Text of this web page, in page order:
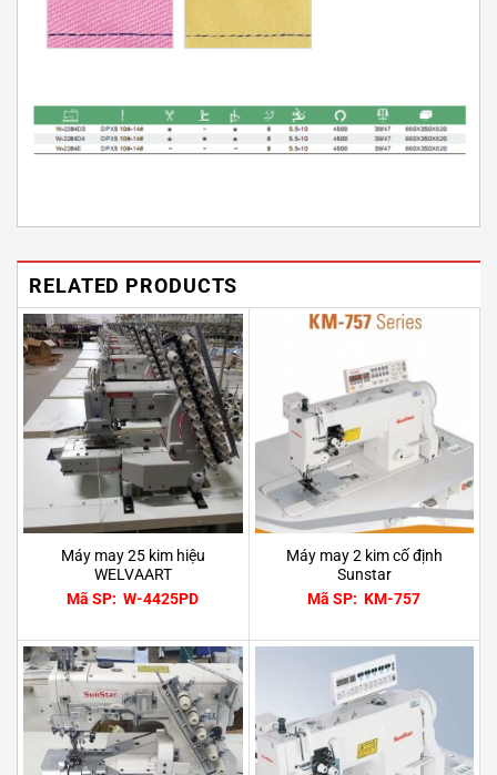
RELATED PRODUCTS
Máy may 25 kim hiệu
WELVAART
Mã SP: W-4425PD
Máy may 2 kim cố định
Sunstar
Mã SP: KM-757